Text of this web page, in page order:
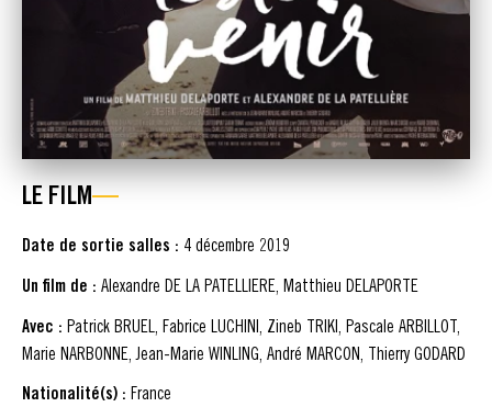
LE FILM
Date de sortie salles : 4 décembre 2019
Un film de : Alexandre DE LA PATELLIERE, Matthieu DELAPORTE
Avec : Patrick BRUEL, Fabrice LUCHINI, Zineb TRIKI, Pascale ARBILLOT,
Marie NARBONNE, Jean-Marie WINLING, André MARCON, Thierry GODARD
Nationalité(s) : France